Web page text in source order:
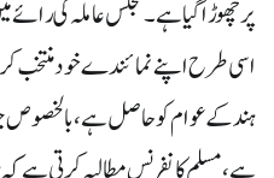
پر چھوڑا گیا ہے۔ مجلس عاملہ کی رائے
اسی طرح اپنے نمائندے خود منتخب
ہند کے عوام کو حاصل ہے، بالخصوص